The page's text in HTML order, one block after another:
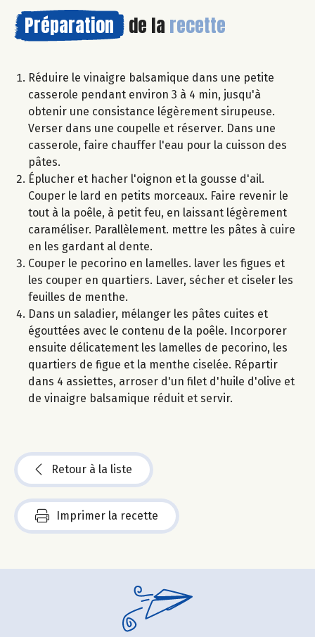
Préparation de la recette
Réduire le vinaigre balsamique dans une petite
casserole pendant environ 3 à 4 min, jusqu'à
obtenir une consistance légèrement sirupeuse.
Verser dans une coupelle et réserver. Dans une
casserole, faire chauffer l'eau pour la cuisson des
pâtes.
Éplucher et hacher l'oignon et la gousse d'ail.
Couper le lard en petits morceaux. Faire revenir le
tout à la poêle, à petit feu, en laissant légèrement
caraméliser. Parallèlement. mettre les pâtes à cuire
en les gardant al dente.
Couper le pecorino en lamelles. laver les figues et
les couper en quartiers. Laver, sécher et ciseler les
feuilles de menthe.
Dans un saladier, mélanger les pâtes cuites et
égouttées avec le contenu de la poêle. Incorporer
ensuite délicatement les lamelles de pecorino, les
quartiers de figue et la menthe ciselée. Répartir
dans 4 assiettes, arroser d'un filet d'huile d'olive et
de vinaigre balsamique réduit et servir.
Retour à la liste
Imprimer la recette